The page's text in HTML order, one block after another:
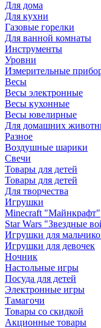
Для дома
Для кухни
Газовые горелки
Для ванной комнаты
Инструменты
Уровни
Измерительные
Весы
Весы электронные
Весы кухонные
Весы ювелирные
Для домашних
Разное
Воздушные шарики
Свечи
Товары для детей
Товары для детей
Для творчества
Игрушки
Minecraft "Майнкрафт"
Star Wars "Звездные
Игрушки для
Игрушки для девочек
Ночник
Настольные игры
Посуда для детей
Электронные игры
Тамагочи
Товары со скидкой
Акционные товары